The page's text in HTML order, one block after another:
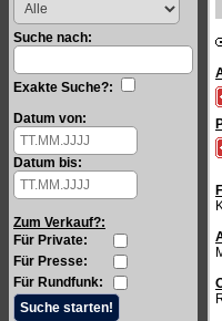
Suche nach:
Exakte Suche?:
Datum von:
Datum bis:
Zum Verkauf?:
Für Private:
Für Presse:
Für Rundfunk: